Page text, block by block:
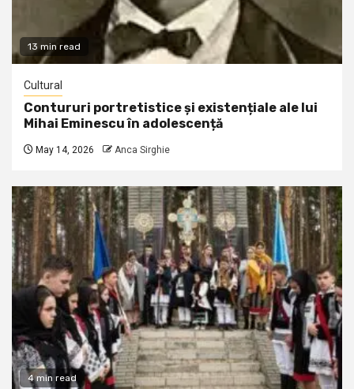
13 min read
Cultural
Contururi portretistice și existențiale ale lui
Mihai Eminescu în adolescență
May 14, 2026 Anca Sirghie
4 min read